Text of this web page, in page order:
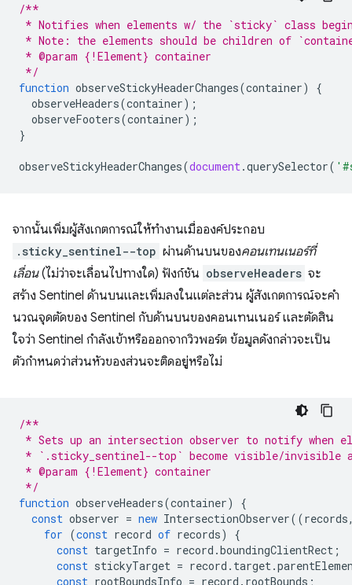
/**
* Notifies when elements w/ the `sticky` class
* Note: the elements should be children of
* @param {!Element} container
*/
function observeStickyHeaderChanges(container)
{
observeHeaders(container);
observeFooters(container);
}
observeStickyHeaderChanges(document .querySelector(
จากนั้นเพิ่มผู้สังเกตการณ์ให้ทํางานเมื่อองค์ประกอบ
.sticky_sentinel--top ผ่านด้านบนของคอนเทนเนอร์ที่
เลื่อน(ไม่ว่าจะเลื่อนไปทางใด) ฟังก์ชัน observeHeaders จะ
สร้าง Sentinel ด้านบนและเพิ่มลงในแต่ละส่วน ผู้สังเกตการณ์จะคํา
นวณจุดตัดของ Sentinel กับด้านบนของคอนเทนเนอร์ และตัดสิน
ใจว่า Sentinel กำลังเข้าหรือออกจากวิวพอร์ต ข้อมูลดังกล่าวจะเป็น
ตัวกำหนดว่าส่วนหัวของส่วนจะติดอยู่หรือไม่
/**
* Sets up an intersection observer to notify when
* `.sticky_sentinel--top` become visible/invisible
* @param {!Element} container
*/
function observeHeaders(container)
{
const observer = new IntersectionObserver((records
for (const record of records)
{
const targetInfo = record .boundingClientRect ;
const stickyTarget = record . target .
const rootBoundsInfo = record . rootBounds ;